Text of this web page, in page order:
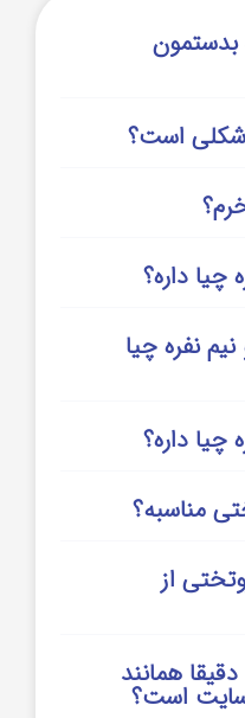
بدستمون
شکلی است؟
داره؟
نفره چیا
داره؟
مناسبه؟
از
همانند
است؟